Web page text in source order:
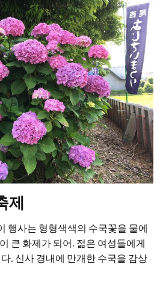
제
행사는 형형색색의 수국꽃을 물에
큰 화제가 되어, 젊은 여성들에게
. 신사 경내에 만개한 수국을 감상